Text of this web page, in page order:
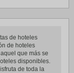
de hoteles
de hoteles
que más se
disponibles.
de toda la